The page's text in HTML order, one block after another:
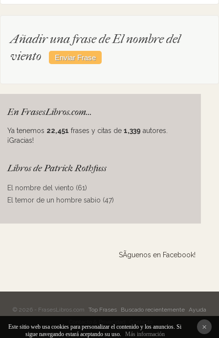
Añadir una frase de El nombre del
viento
En FrasesLibros.com...
Ya tenemos 22,451 frases y citas de 1,339 autores.
¡Gracias!
Libros de Patrick Rothfuss
El nombre del viento (61)
El temor de un hombre sabio (47)
SÃ­guenos en Facebook!
© 2026 - FrasesLibros.com Top Frases Buscado recientemente Ayuda
×
Este sitio web usa cookies para personalizar el contenido y los anuncios. Si
sigue navegando estará aceptando su uso.
Más información